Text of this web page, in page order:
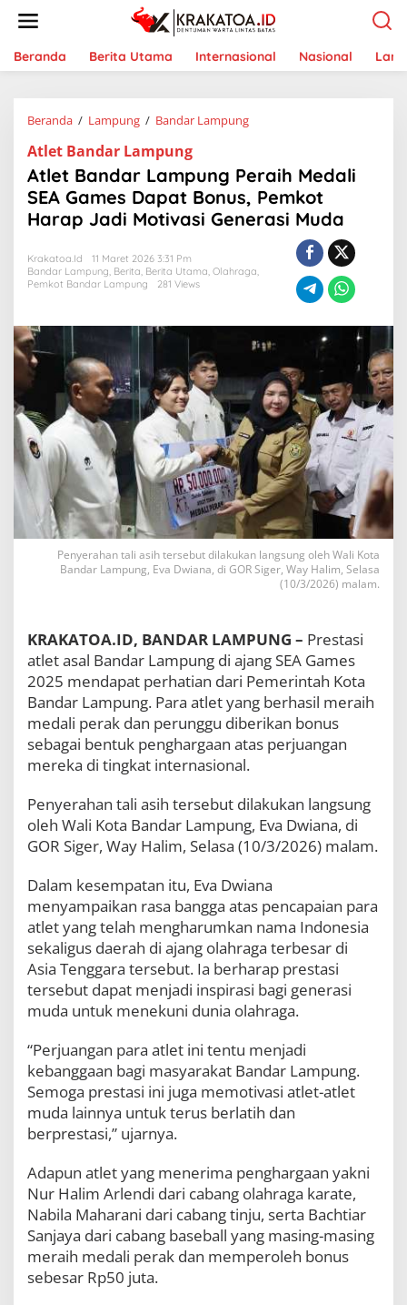
t
Beranda Berita Utama Internasional Nasional
Beranda / Lampung / Bandar Lampung
e
t
B
a
a
p
n
g
P
e
r
h
M
a
l
A
G
a
e
s
D
p
t
B
o
n
s
,
P
m
k
o
t
H
r
a
p
J
a
M
o
t
i
v
a
s
Atlet Bandar Lampung
Atlet Bandar Lampung Peraih Medali
SEA Games Dapat Bonus, Pemkot
Harap Jadi Motivasi Generasi Muda
Krakatoa.id
11 Maret 2026 3:31 Pm
Bandar Lampung, Berita, Berita Utama, Olahraga,
Pemkot Bandar Lampung
281 Views
Penyerahan tali asih tersebut dilakukan langsung oleh Wali Kota
Bandar Lampung, Eva Dwiana, di GOR Siger, Way Halim, Selasa
(10/3/2026) malam.
KRAKATOA.ID, BANDAR LAMPUNG – Prestasi
atlet asal Bandar Lampung di ajang SEA Games
2025 mendapat perhatian dari Pemerintah Kota
Bandar Lampung. Para atlet yang berhasil meraih
medali perak dan perunggu diberikan bonus
sebagai bentuk penghargaan atas perjuangan
mereka di tingkat internasional.
Penyerahan tali asih tersebut dilakukan langsung
oleh Wali Kota Bandar Lampung, Eva Dwiana, di
GOR Siger, Way Halim, Selasa (10/3/2026) malam.
Dalam kesempatan itu, Eva Dwiana
menyampaikan rasa bangga atas pencapaian para
atlet yang telah mengharumkan nama Indonesia
sekaligus daerah di ajang olahraga terbesar di
Asia Tenggara tersebut. Ia berharap prestasi
tersebut dapat menjadi inspirasi bagi generasi
muda untuk menekuni dunia olahraga.
“Perjuangan para atlet ini tentu menjadi
kebanggaan bagi masyarakat Bandar Lampung.
Semoga prestasi ini juga memotivasi atlet-atlet
muda lainnya untuk terus berlatih dan
berprestasi,” ujarnya.
Adapun atlet yang menerima penghargaan yakni
Nur Halim Arlendi dari cabang olahraga karate,
Nabila Maharani dari cabang tinju, serta Bachtiar
Sanjaya dari cabang baseball yang masing-masing
meraih medali perak dan memperoleh bonus
sebesar Rp50 juta.